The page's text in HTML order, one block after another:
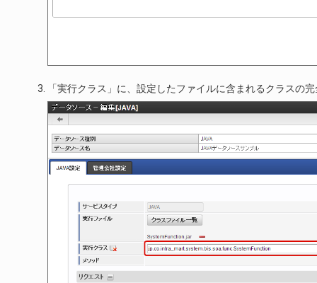
「実行クラス」に、設定したファイルに含まれるクラスの